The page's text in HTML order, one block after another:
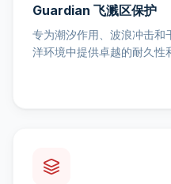
Guardian 飞溅区保护
专为潮汐作用、波浪冲击
洋环境中提供卓越的耐久性